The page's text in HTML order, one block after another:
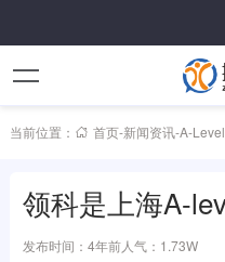
当前位置： 首页-新闻资讯-A-
领科是上海A-
发布时间：4年前人气：1.73W